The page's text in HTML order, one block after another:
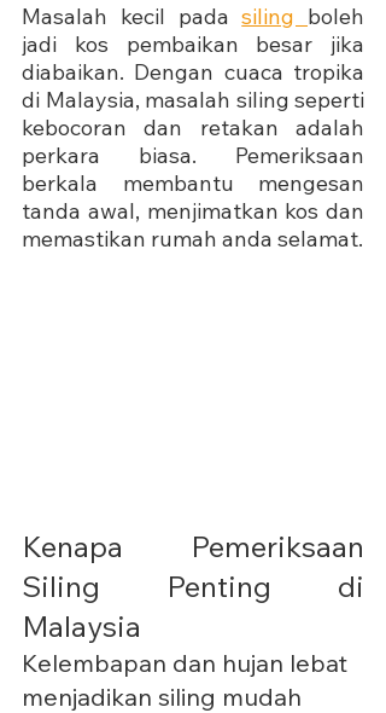
Masalah kecil pada siling boleh
jadi kos pembaikan besar jika
diabaikan. Dengan cuaca tropika
di Malaysia, masalah siling seperti
kebocoran dan retakan adalah
perkara biasa. Pemeriksaan
berkala membantu mengesan
tanda awal, menjimatkan kos dan
memastikan rumah anda selamat.
Kenapa Pemeriksaan
Siling Penting di
Malaysia
Kelembapan dan hujan lebat
menjadikan siling mudah